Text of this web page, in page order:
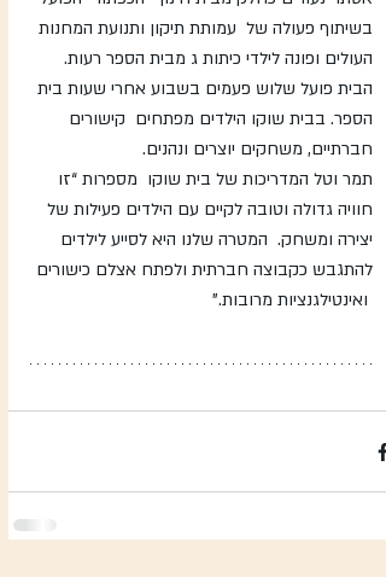
בשיתוף פעולה של  עמותת תיקון ותנועת המחנות
העולים ופונה לילדי כיתות ג מבית הספר רעות.
הבית פועל שלוש פעמים בשבוע אחרי שעות בית
הספר. בבית שוקו הילדים מפתחים  קישורים
חברתיים, משחקים יוצרים ונהנים.
תמר וטל המדריכות של בית שוקו  מספרות “זו
חוויה גדולה וטובה לקיים עם הילדים פעילות של
יצירה ומשחק.  המטרה שלנו היא לסייע לילדים
להתגבש כקבוצה חברתית ולפתח אצלם כישורים
ואינטילגנציות מרובות.”